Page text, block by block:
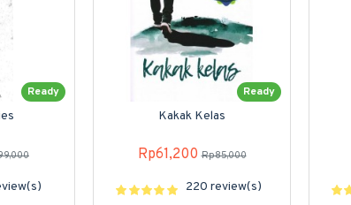
Ready Ready
Kakak Kelas
Rp61,200 Rp85,000
220 review(s)